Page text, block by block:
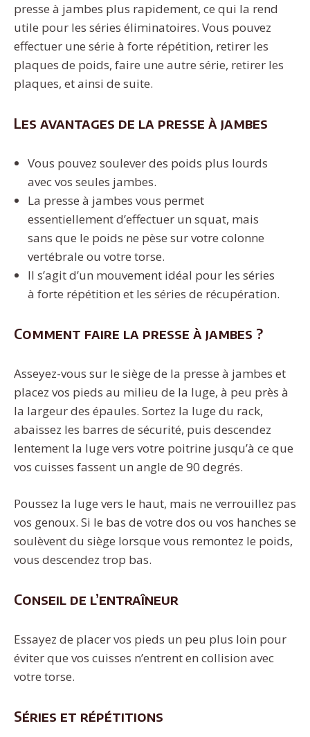
presse à jambes plus rapidement, ce qui la rend
utile pour les séries éliminatoires. Vous pouvez
effectuer une série à forte répétition, retirer les
plaques de poids, faire une autre série, retirer les
plaques, et ainsi de suite.
Les avantages de la presse à jambes
Vous pouvez soulever des poids plus lourds
avec vos seules jambes.
La presse à jambes vous permet
essentiellement d’effectuer un squat, mais
sans que le poids ne pèse sur votre colonne
vertébrale ou votre torse.
Il s’agit d’un mouvement idéal pour les séries
à forte répétition et les séries de récupération.
Comment faire la presse à jambes ?
Asseyez-vous sur le siège de la presse à jambes et
placez vos pieds au milieu de la luge, à peu près à
la largeur des épaules. Sortez la luge du rack,
abaissez les barres de sécurité, puis descendez
lentement la luge vers votre poitrine jusqu’à ce que
vos cuisses fassent un angle de 90 degrés.
Poussez la luge vers le haut, mais ne verrouillez pas
vos genoux. Si le bas de votre dos ou vos hanches se
soulèvent du siège lorsque vous remontez le poids,
vous descendez trop bas.
Conseil de l’entraîneur
Essayez de placer vos pieds un peu plus loin pour
éviter que vos cuisses n’entrent en collision avec
votre torse.
Séries et répétitions